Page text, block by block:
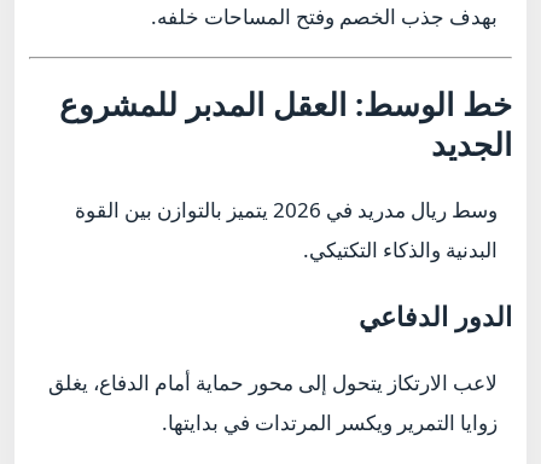
بهدف جذب الخصم وفتح المساحات خلفه.
خط الوسط: العقل المدبر للمشروع
الجديد
وسط ريال مدريد في 2026 يتميز بالتوازن بين القوة
البدنية والذكاء التكتيكي.
الدور الدفاعي
لاعب الارتكاز يتحول إلى محور حماية أمام الدفاع، يغلق
زوايا التمرير ويكسر المرتدات في بدايتها.